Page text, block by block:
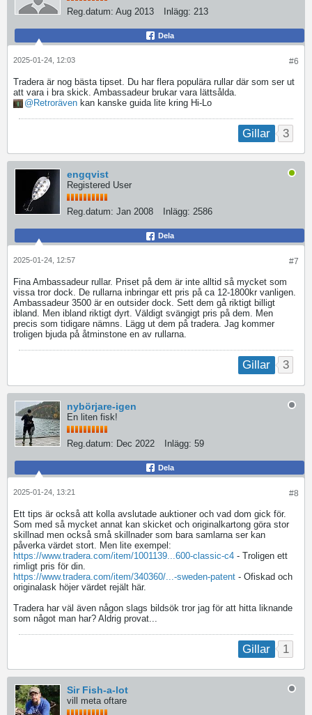
Reg.datum: Aug 2013 Inlägg: 213
Dela
#6
2025-01-24, 12:03
Tradera är nog bästa tipset. Du har flera populära rullar där som ser ut
att vara i bra skick. Ambassadeur brukar vara lättsålda.
Retroräven kan kanske guida lite kring Hi-Lo
Gillar 3
engqvist
Registered User
Reg.datum: Jan 2008 Inlägg: 2586
Dela
#7
2025-01-24, 12:57
Fina Ambassadeur rullar. Priset på dem är inte alltid så mycket som
vissa tror dock. De rullarna inbringar ett pris på ca 12-1800kr vanligen.
Ambassadeur 3500 är en outsider dock. Sett dem gå riktigt billigt
ibland. Men ibland riktigt dyrt. Väldigt svängigt pris på dem. Men
precis som tidigare nämns. Lägg ut dem på tradera. Jag kommer
troligen bjuda på åtminstone en av rullarna.
Gillar 3
nybörjare-igen
En liten fisk!
Reg.datum: Dec 2022 Inlägg: 59
Dela
#8
2025-01-24, 13:21
Ett tips är också att kolla avslutade auktioner och vad dom gick för.
Som med så mycket annat kan skicket och originalkartong göra stor
skillnad men också små skillnader som bara samlarna ser kan
påverka värdet stort. Men lite exempel:
https://www.tradera.com/item/1001139...600-classic-c4 - Troligen ett
rimligt pris för din.
https://www.tradera.com/item/340360/...-sweden-patent - Ofiskad och
originalask höjer värdet rejält här.
Tradera har väl även någon slags bildsök tror jag för att hitta liknande
som något man har? Aldrig provat...
Gillar 1
Sir Fish-a-lot
vill meta oftare